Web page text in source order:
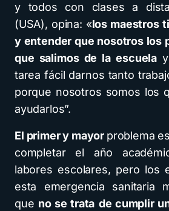
y todos con clases a
(USA), opina: «los maestros
y entender que nosotros los
que salimos de la escuela
tarea fácil darnos tanto
porque nosotros somos los
ayudarlos”.
El primer y mayor problema
completar el año
labores escolares, pero los
esta emergencia sanitaria
que no se trata de cumplir